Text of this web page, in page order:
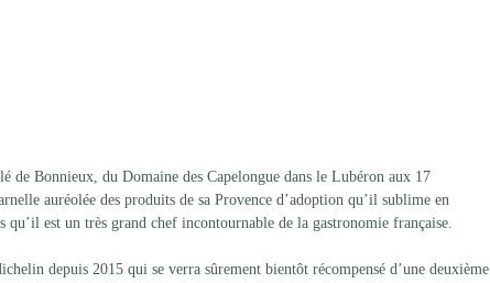
de Bonnieux, du Domaine des Capelongue dans le Lubéron aux 17
auréolée des produits de sa Provence d’adoption qu’il sublime en
qu’il est un très grand chef incontournable de la gastronomie française.
depuis 2015 qui se verra sûrement bientôt récompensé d’une deuxième